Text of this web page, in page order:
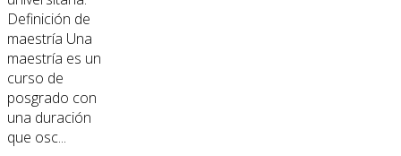
Definición de
maestría Una
maestría es un
curso de
posgrado con
una duración
que osc...